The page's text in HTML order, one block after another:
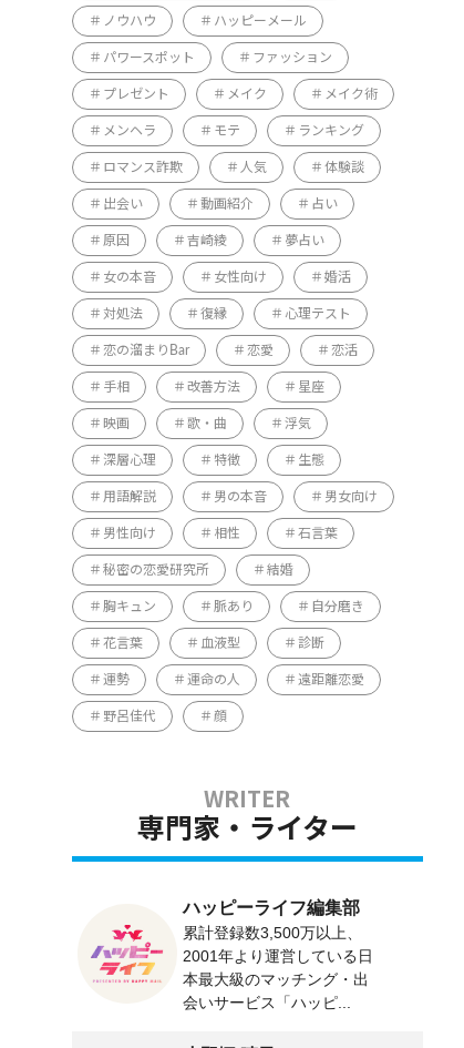
ノウハウ ハッピーメール
パワースポット ファッション
プレゼント メイク メイク術
メンヘラ モテ ランキング
ロマンス詐欺 人気 体験談
出会い 動画紹介 占い
原因 吉崎綾 夢占い
女の本音 女性向け 婚活
対処法 復縁 心理テスト
恋の溜まりBar 恋愛 恋活
手相 改善方法 星座
映画 歌・曲 浮気
深層心理 特徴 生態
用語解説 男の本音 男女向け
男性向け 相性 石言葉
秘密の恋愛研究所 結婚
胸キュン 脈あり 自分磨き
花言葉 血液型 診断
運勢 運命の人 遠距離恋愛
野呂佳代 顔
専門家・ライター
ハッピーライフ編集部
累計登録数3,500万以上、
2001年より運営している日
本最大級のマッチング・出
会いサービス「ハッピ...